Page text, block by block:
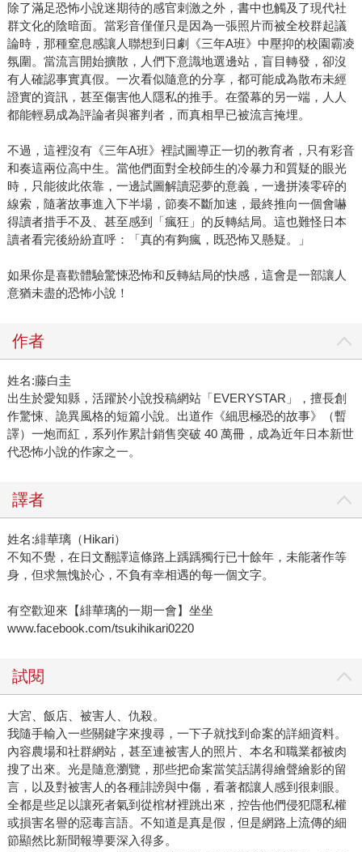
除了滿足恐怖小說迷期待的感官刺激之外，書中也觸及了現代社
群文化的陰暗面。當彩音僅僅只是因為一張照片而被全校群起議
論時，那種窒息感讓人聯想到日劇《三年A班》中壓抑的校園霸凌
氛圍。當流言開始擴散，人們下意識地選邊站，盲目轉發，卻沒
有人確認事實真假。一次看似隨意的分享，都可能成為散布未經
證實的資訊，甚至傷害他人隱私的推手。在螢幕的另一端，人人
都能輕易成為評論者與審判者，而真相早已被流言掩埋。
不過，這裡沒有《三年A班》裡試圖導正一切的教育者，只有彩音
和奏這兩位高中生。當他們面對全校師生的冷暴力和質疑的眼光
時，只能彼此依靠，一邊試圖解讀惡夢的意義，一邊拼湊零碎的
線索，隨著故事進入下半場，節奏不斷加速，最終推向一個會嚇
得讀者措手不及、甚至感到「瘋狂」的反轉結局。這也難怪日本
讀者看完後紛紛直呼：「真的有夠瘋，既恐怖又懸疑。」
如果你是喜歡體驗驚悚恐怖和反轉結局的快感，這會是一部讓人
意猶未盡的恐怖小說！
作者
姓名:藤白圭
出生於愛知縣，活躍於小說投稿網站「EVERYSTAR」，擅長創
作驚悚、詭異風格的短篇小說。出道作《細思極恐的故事》（暫
譯）一炮而紅，系列作累計銷售突破 40 萬冊，成為近年日本新世
代恐怖小說的作家之一。
譯者
姓名:緋華璃（Hikari）
不知不覺，在日文翻譯這條路上踽踽獨行已十餘年，未能著作等
身，但求無愧於心，不負有幸相遇的每一個文字。
有空歡迎來【緋華璃的一期一會】坐坐
www.facebook.com/tsukihikari0220
試閱
大宮、飯店、被害人、仇殺。
我隨手輸入一些關鍵字來搜尋，一下子就找到命案的詳細資料。
內容農場和社群網站，甚至連被害人的照片、本名和職業都被肉
搜了出來。光是隨意瀏覽，那些把命案當笑話講得繪聲繪影的留
言，以及對被害人的各種誹謗與中傷，看著都讓人感到很刺眼。
全都是些足以讓死者氣到從棺材裡跳出來，控告他們侵犯隱私權
或損害名譽的惡毒言語。不知道是真是假，但是網路上流傳的細
節顯然比新聞報導要深入得多。